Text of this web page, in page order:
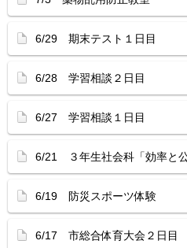
6/29 期末テスト１日目
6/28 学習相談２日目
6/27 学習相談１日目
6/21 ３年生社会科「効率と公
6/19 防災スポーツ体験
6/17 市総合体育大会２日目